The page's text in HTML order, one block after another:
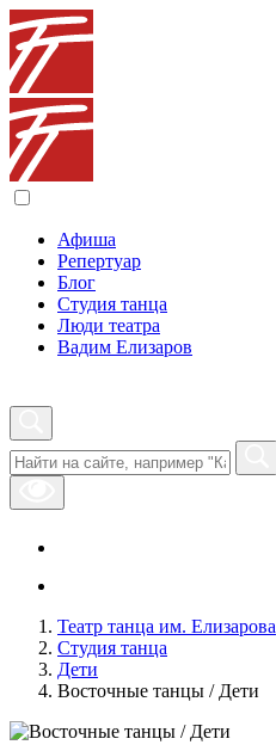
Афиша
Репертуар
Блог
Студия танца
Люди театра
Вадим Елизаров
Театр танца им. Елизарова
Студия танца
Дети
Восточные танцы / Дети